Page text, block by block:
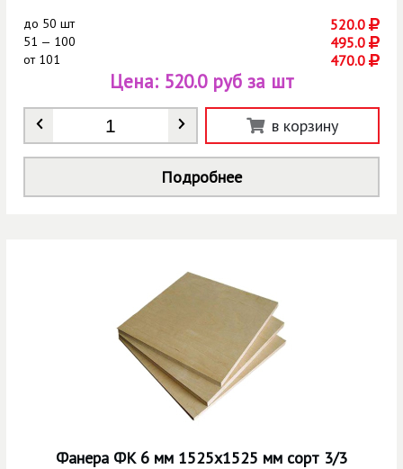
до 50 шт 520.0
51 — 100 495.0
от101 470.0
Количество
Цена: 520.0 руб за шт
в корзину
Подробнее
Фанера ФК 6 мм 1525х1525 мм сорт 3/3